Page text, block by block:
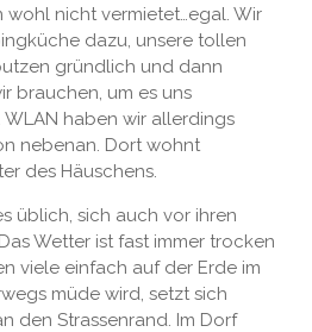
wohl nicht vermietet…egal. Wir
dazu, unsere tollen
gründlich und dann
brauchen, um es uns
haben wir allerdings
nebenan. Dort wohnt
des Häuschens.
üblich, sich auch vor ihren
Wetter ist fast immer trocken
viele einfach auf der Erde im
müde wird, setzt sich
den Strassenrand. Im Dorf